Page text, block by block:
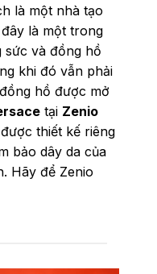
là một nhà tạo
là một trong
sức và đồng hồ
khi đó vẫn phải
hồ được mở
tại Zenio
thiết kế riêng
bảo dây da của
Hãy để Zenio